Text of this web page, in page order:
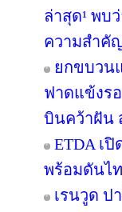
ล่าสุด¹ พบ
ความสำคั
ยกขบวน
ฟาดแข้งร
บินคว้าฝัน
ETDA เ
พร้อมดันไท
เรนวูด ป